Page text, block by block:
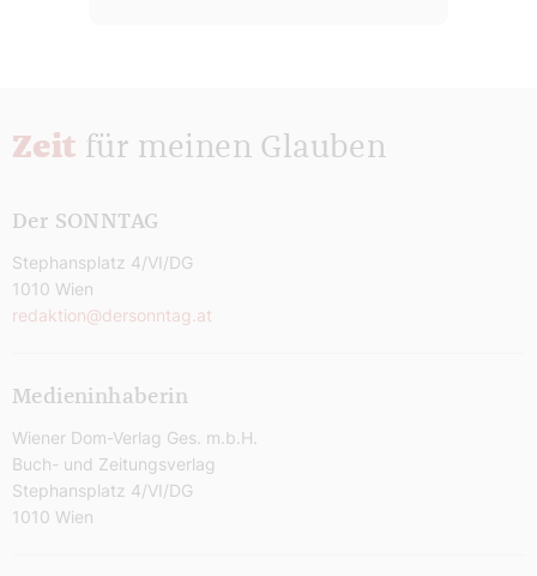
Zeit für meinen Glauben
Der SONNTAG
Stephansplatz 4/VI/DG
1010 Wien
redaktion@dersonntag.at
Medieninhaberin
Wiener Dom-Verlag Ges. m.b.H.
Buch- und Zeitungsverlag
Stephansplatz 4/VI/DG
1010 Wien